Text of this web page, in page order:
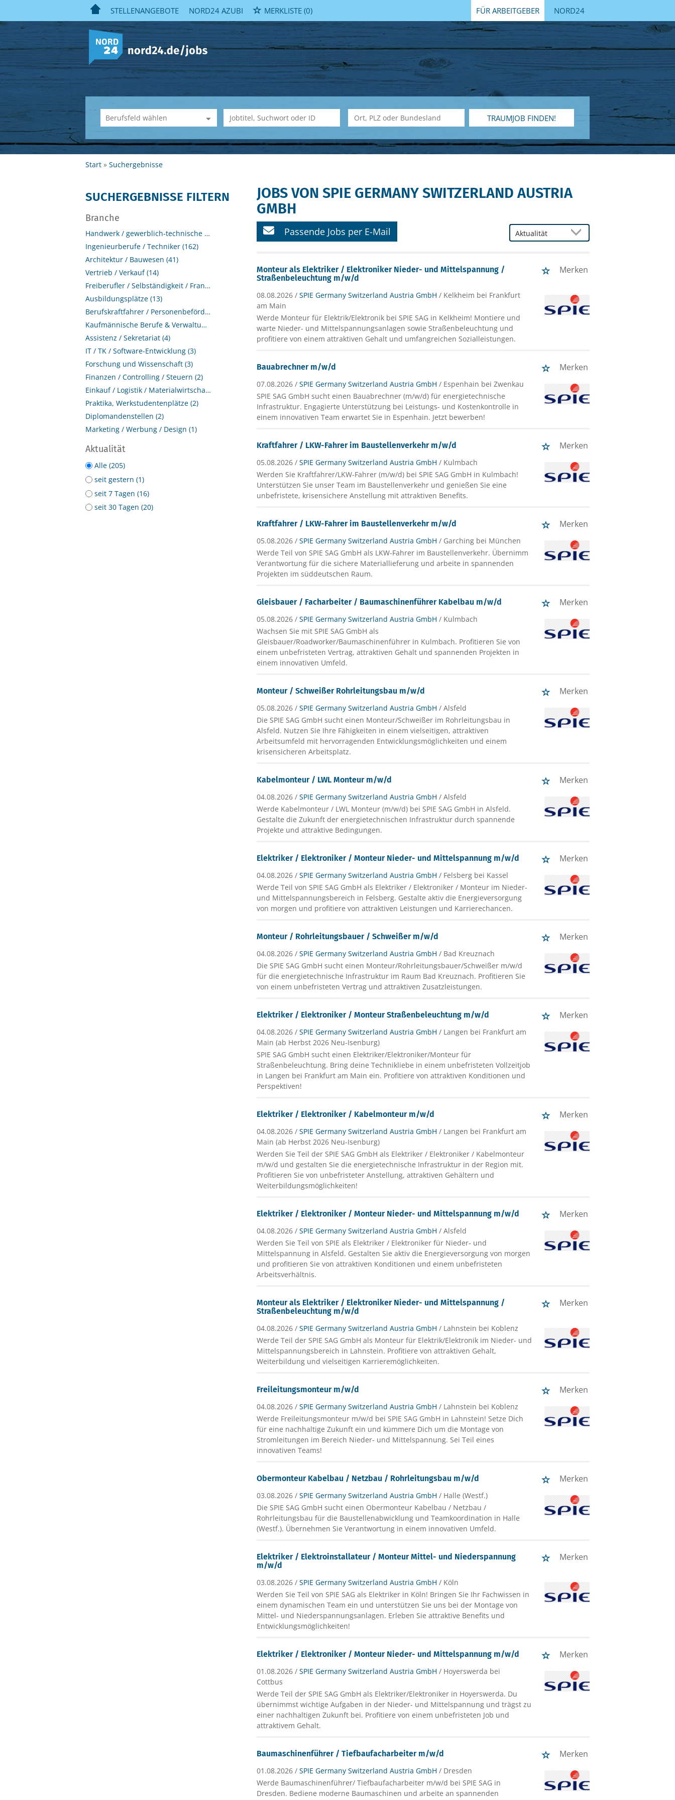
STELLENANGEBOTE NORD24 AZUBI MERKLISTE (0) FÜR ARBEITGEBER NORD24
TRAUMJOB FINDEN!
Start Suchergebnisse
SUCHERGEBNISSE FILTERN
Branche
Handwerk / gewerblich-technische Berufe (195)
Ingenieurberufe / Techniker (162)
Architektur / Bauwesen (41)
Vertrieb / Verkauf (14)
Freiberufler / Selbständigkeit / Franchise (13)
Ausbildungsplätze (13)
Berufskraftfahrer / Personenbeförderung (Land, Wasser, Luft) (9)
Kaufmännische Berufe & Verwaltung (7)
Assistenz / Sekretariat (4)
IT / TK / Software-Entwicklung (3)
Forschung und Wissenschaft (3)
Finanzen / Controlling / Steuern (2)
Einkauf / Logistik / Materialwirtschaft (2)
Praktika, Werkstudentenplätze (2)
Diplomandenstellen (2)
Marketing / Werbung / Design (1)
Aktualität
Alle (205)
seit gestern (1)
seit 7 Tagen (16)
seit 30 Tagen (20)
JOBS VON SPIE GERMANY SWITZERLAND AUSTRIA
GMBH
Passende Jobs per E-Mail
Monteur als Elektriker / Elektroniker Nieder- und Mittelspannung /
Straßenbeleuchtung m/w/d
Merken
08.08.2026 /SPIE Germany Switzerland Austria GmbH / Kelkheim bei Frankfurt
am Main
Werde Monteur für Elektrik/Elektronik bei SPIE SAG in Kelkheim! Montiere und
warte Nieder- und Mittelspannungsanlagen sowie Straßenbeleuchtung und
profitiere von einem attraktiven Gehalt und umfangreichen Sozialleistungen.
Bauabrechner m/w/d Merken
07.08.2026 /SPIE Germany Switzerland Austria GmbH / Espenhain bei Zwenkau
SPIE SAG GmbH sucht einen Bauabrechner (m/w/d) für energietechnische
Infrastruktur. Engagierte Unterstützung bei Leistungs- und Kostenkontrolle in
einem innovativen Team erwartet Sie in Espenhain. Jetzt bewerben!
Kraftfahrer / LKW-Fahrer im Baustellenverkehr m/w/d Merken
05.08.2026 /SPIE Germany Switzerland Austria GmbH / Kulmbach
Werden Sie Kraftfahrer/LKW-Fahrer (m/w/d) bei SPIE SAG GmbH in Kulmbach!
Unterstützen Sie unser Team im Baustellenverkehr und genießen Sie eine
unbefristete, krisensichere Anstellung mit attraktiven Benefits.
Kraftfahrer / LKW-Fahrer im Baustellenverkehr m/w/d Merken
05.08.2026 /SPIE Germany Switzerland Austria GmbH / Garching bei München
Werde Teil von SPIE SAG GmbH als LKW-Fahrer im Baustellenverkehr. Übernimm
Verantwortung für die sichere Materiallieferung und arbeite in spannenden
Projekten im süddeutschen Raum.
Gleisbauer / Facharbeiter / Baumaschinenführer Kabelbau m/w/d Merken
05.08.2026 /SPIE Germany Switzerland Austria GmbH / Kulmbach
Wachsen Sie mit SPIE SAG GmbH als
Gleisbauer/Roadworker/Baumaschinenführer in Kulmbach. Profitieren Sie von
einem unbefristeten Vertrag, attraktiven Gehalt und spannenden Projekten in
einem innovativen Umfeld.
Monteur / Schweißer Rohrleitungsbau m/w/d Merken
05.08.2026 /SPIE Germany Switzerland Austria GmbH / Alsfeld
Die SPIE SAG GmbH sucht einen Monteur/Schweißer im Rohrleitungsbau in
Alsfeld. Nutzen Sie Ihre Fähigkeiten in einem vielseitigen, attraktiven
Arbeitsumfeld mit hervorragenden Entwicklungsmöglichkeiten und einem
krisensicheren Arbeitsplatz.
Kabelmonteur / LWL Monteur m/w/d Merken
04.08.2026 /SPIE Germany Switzerland Austria GmbH / Alsfeld
Werde Kabelmonteur / LWL Monteur (m/w/d) bei SPIE SAG GmbH in Alsfeld.
Gestalte die Zukunft der energietechnischen Infrastruktur durch spannende
Projekte und attraktive Bedingungen.
Elektriker / Elektroniker / Monteur Nieder- und Mittelspannung m/w/d Merken
04.08.2026 /SPIE Germany Switzerland Austria GmbH / Felsberg bei Kassel
Werde Teil von SPIE SAG GmbH als Elektriker / Elektroniker / Monteur im Nieder-
und Mittelspannungsbereich in Felsberg. Gestalte aktiv die Energieversorgung
von morgen und profitiere von attraktiven Leistungen und Karrierechancen.
Monteur / Rohrleitungsbauer / Schweißer m/w/d Merken
04.08.2026 /SPIE Germany Switzerland Austria GmbH / Bad Kreuznach
Die SPIE SAG GmbH sucht einen Monteur/Rohrleitungsbauer/Schweißer m/w/d
für die energietechnische Infrastruktur im Raum Bad Kreuznach. Profitieren Sie
von einem unbefristeten Vertrag und attraktiven Zusatzleistungen.
Elektriker / Elektroniker / Monteur Straßenbeleuchtung m/w/d Merken
04.08.2026 /SPIE Germany Switzerland Austria GmbH / Langen bei Frankfurt am
Main (ab Herbst 2026 Neu-Isenburg)
SPIE SAG GmbH sucht einen Elektriker/Elektroniker/Monteur für
Straßenbeleuchtung. Bring deine Technikliebe in einem unbefristeten Vollzeitjob
in Langen bei Frankfurt am Main ein. Profitiere von attraktiven Konditionen und
Perspektiven!
Elektriker / Elektroniker / Kabelmonteur m/w/d Merken
04.08.2026 /SPIE Germany Switzerland Austria GmbH / Langen bei Frankfurt am
Main (ab Herbst 2026 Neu-Isenburg)
Werden Sie Teil der SPIE SAG GmbH als Elektriker / Elektroniker / Kabelmonteur
m/w/d und gestalten Sie die energietechnische Infrastruktur in der Region mit.
Profitieren Sie von unbefristeter Anstellung, attraktiven Gehältern und
Weiterbildungsmöglichkeiten!
Elektriker / Elektroniker / Monteur Nieder- und Mittelspannung m/w/d Merken
04.08.2026 /SPIE Germany Switzerland Austria GmbH / Alsfeld
Werden Sie Teil von SPIE als Elektriker / Elektroniker für Nieder- und
Mittelspannung in Alsfeld. Gestalten Sie aktiv die Energieversorgung von morgen
und profitieren Sie von attraktiven Konditionen und einem unbefristeten
Arbeitsverhältnis.
Monteur als Elektriker / Elektroniker Nieder- und Mittelspannung /
Straßenbeleuchtung m/w/d
Merken
04.08.2026 /SPIE Germany Switzerland Austria GmbH / Lahnstein bei Koblenz
Werde Teil der SPIE SAG GmbH als Monteur für Elektrik/Elektronik im Nieder- und
Mittelspannungsbereich in Lahnstein. Profitiere von attraktiven Gehalt,
Weiterbildung und vielseitigen Karrieremöglichkeiten.
Freileitungsmonteur m/w/d Merken
04.08.2026 /SPIE Germany Switzerland Austria GmbH / Lahnstein bei Koblenz
Werde Freileitungsmonteur m/w/d bei SPIE SAG GmbH in Lahnstein! Setze Dich
für eine nachhaltige Zukunft ein und kümmere Dich um die Montage von
Stromleitungen im Bereich Nieder- und Mittelspannung. Sei Teil eines
innovativen Teams!
Obermonteur Kabelbau / Netzbau / Rohrleitungsbau m/w/d Merken
03.08.2026 /SPIE Germany Switzerland Austria GmbH / Halle (Westf.)
Die SPIE SAG GmbH sucht einen Obermonteur Kabelbau / Netzbau /
Rohrleitungsbau für die Baustellenabwicklung und Teamkoordination in Halle
(Westf.). Übernehmen Sie Verantwortung in einem innovativen Umfeld.
Elektriker / Elektroinstallateur / Monteur Mittel- und Niederspannung
m/w/d
Merken
03.08.2026 /SPIE Germany Switzerland Austria GmbH / Köln
Werden Sie Teil von SPIE SAG als Elektriker in Köln! Bringen Sie Ihr Fachwissen in
einem dynamischen Team ein und unterstützen Sie uns bei der Montage von
Mittel- und Niederspannungsanlagen. Erleben Sie attraktive Benefits und
Entwicklungsmöglichkeiten!
Elektriker / Elektroniker / Monteur Nieder- und Mittelspannung m/w/d Merken
01.08.2026 /SPIE Germany Switzerland Austria GmbH / Hoyerswerda bei
Cottbus
Werde Teil der SPIE SAG GmbH als Elektriker/Elektroniker in Hoyerswerda. Du
übernimmst wichtige Aufgaben in der Nieder- und Mittelspannung und trägst zu
einer nachhaltigen Zukunft bei. Profitiere von einem unbefristeten Job und
attraktivem Gehalt.
Baumaschinenführer / Tiefbaufacharbeiter m/w/d Merken
01.08.2026 /SPIE Germany Switzerland Austria GmbH / Dresden
Werde Baumaschinenführer/ Tiefbaufacharbeiter m/w/d bei SPIE SAG in
Dresden. Bediene moderne Baumaschinen und arbeite an spannenden